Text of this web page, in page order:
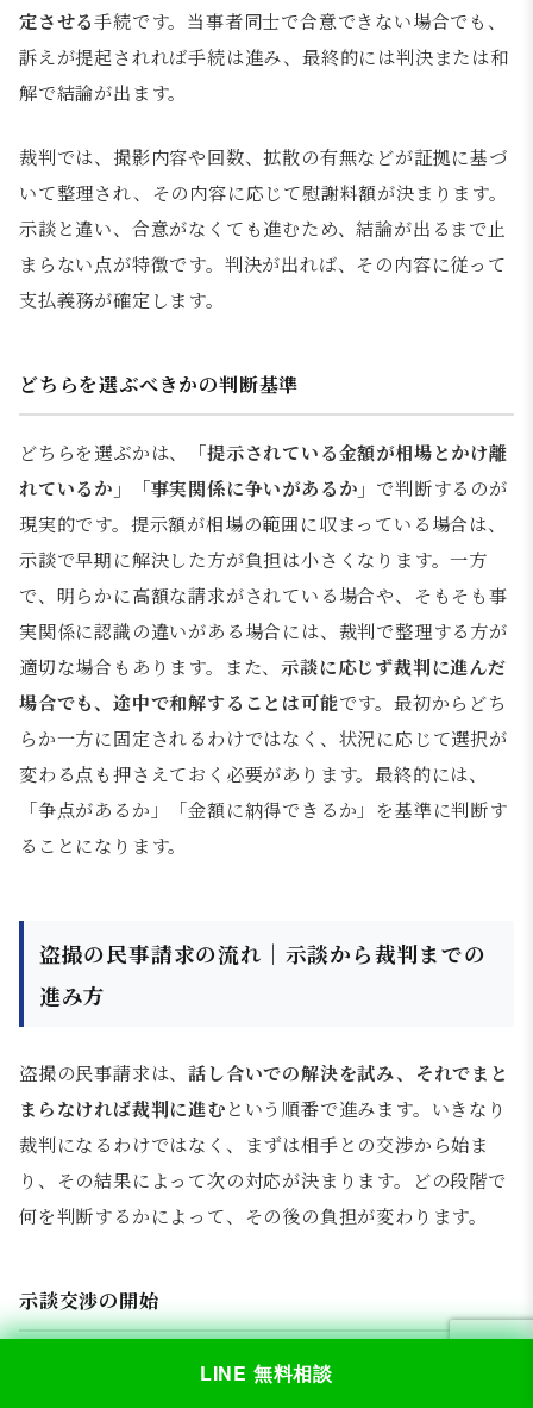
LINE 無料相談
定させる手続です。当事者同士で合意できない場合でも、
訴えが提起されれば手続は進み、最終的には判決または和
解で結論が出ます。
裁判では、撮影内容や回数、拡散の有無などが証拠に基づ
いて整理され、その内容に応じて慰謝料額が決まります。
示談と違い、合意がなくても進むため、結論が出るまで止
まらない点が特徴です。判決が出れば、その内容に従って
支払義務が確定します。
どちらを選ぶべきかの判断基準
どちらを選ぶかは、
「提示されている金額が相場とかけ離
れているか」「事実関係に争いがあるか」 で判断するのが
現実的です。提示額が相場の範囲に収まっている場合は、
示談で早期に解決した方が負担は小さくなります。一方
で、明らかに高額な請求がされている場合や、そもそも事
実関係に認識の違いがある場合には、裁判で整理する方が
適切な場合もあります。また、示談に応じず裁判に進んだ
場合でも、途中で和解することは可能です。最初からどち
らか一方に固定されるわけではなく、状況に応じて選択が
変わる点も押さえておく必要があります。最終的には、
「争点があるか」「金額に納得できるか」を基準に判断す
ることになります。
盗撮の民事請求の流れ｜示談から裁判までの
進み方
盗撮の民事請求は、話し合いでの解決を試み、それでまと
まらなければ裁判に進むという順番で進みます。いきなり
裁判になるわけではなく、まずは相手との交渉から始ま
り、その結果によって次の対応が決まります。どの段階で
何を判断するかによって、その後の負担が変わります。
示談交渉の開始
被害者側から連絡が来るか、